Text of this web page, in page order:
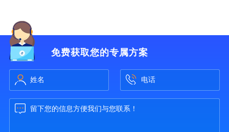
免费获取您的专属方案